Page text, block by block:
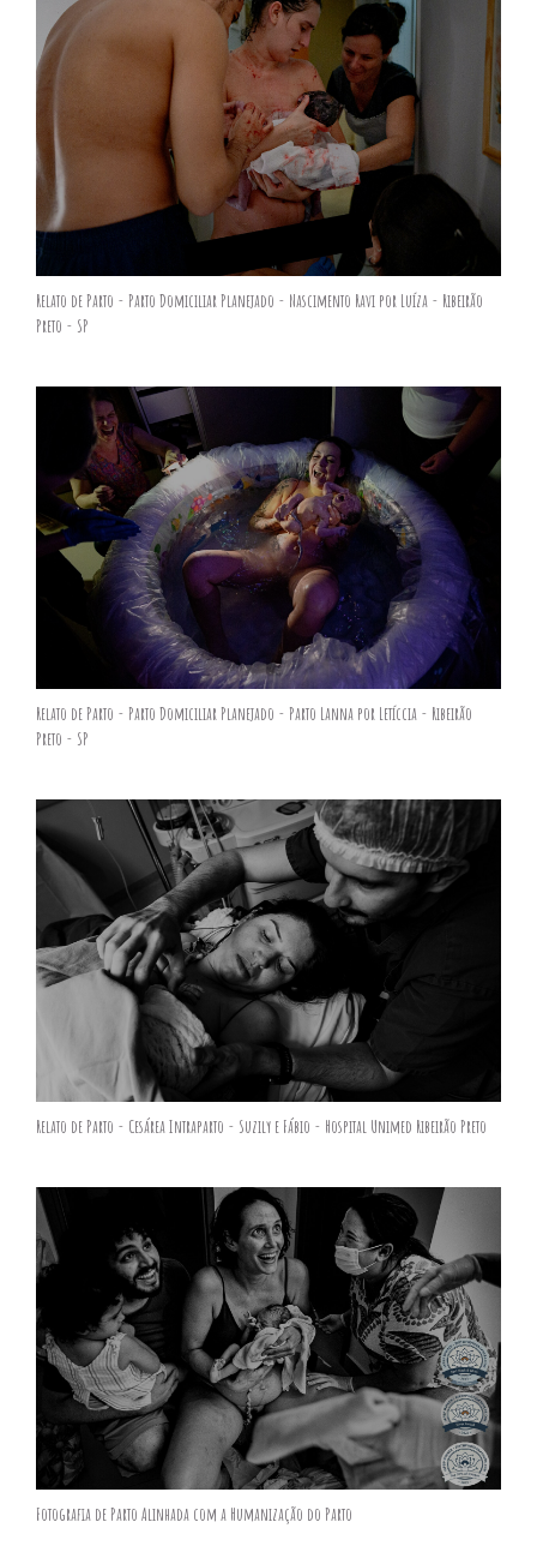
Relato de Parto - Parto Domiciliar Planejado - Nascimento Ravi por Luíza - Ribeirão
Preto - SP
Relato de Parto - Parto Domiciliar Planejado - Parto Lanna por Letíccia - Ribeirão
Preto - SP
Relato de Parto - Cesárea Intraparto - Suzily e Fábio - Hospital Unimed Ribeirão Preto
Fotografia de Parto Alinhada com a Humanização do Parto